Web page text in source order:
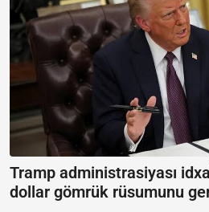
Tramp administrasiyası
dollar gömrük rüsumunu